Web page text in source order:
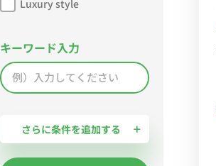
Luxury style
キーワード入力
さらに条件を追加する